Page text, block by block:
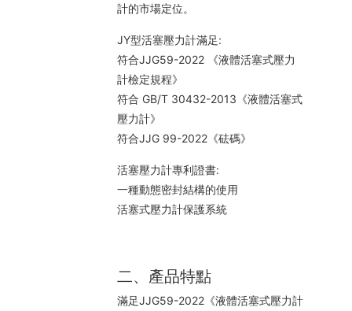
計的市場定位。
JY型活塞壓力計滿足:
符合JJG59-2022 《液體活塞式壓力
計檢定規程》
符合 GB/T 30432-2013《液體活塞式
壓力計》
符合JJG 99-2022《砝碼》
活塞壓力計專利證書:
一種動態密封結構的使用
活塞式壓力計保護系統
二、產品特點
滿足JJG59-2022《液體活塞式壓力計